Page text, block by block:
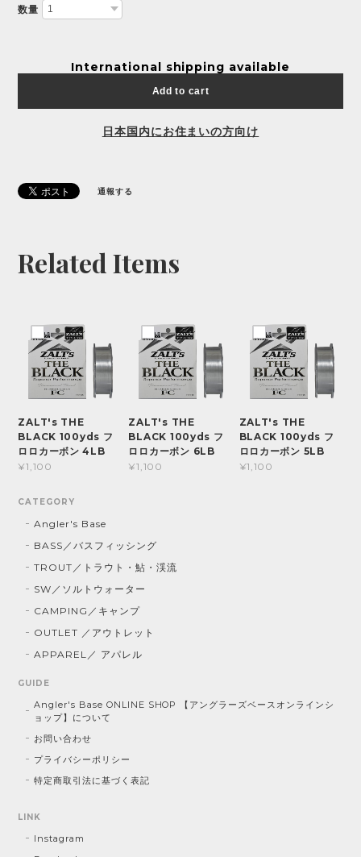
数量
International shipping available
Add to cart
日本国内にお住まいの方向け
通報する
Related Items
ZALT's THE
BLACK 100yds フ
ロロカーボン 4LB
¥1,100
ZALT's THE
BLACK 100yds フ
ロロカーボン 6LB
¥1,100
ZALT's THE
BLACK 100yds フ
ロロカーボン 5LB
¥1,100
CATEGORY
Angler's Base
BASS／バスフィッシング
TROUT／トラウト・鮎・渓流
SW／ソルトウォーター
CAMPING／キャンプ
OUTLET ／アウトレット
APPAREL／ アパレル
GUIDE
Angler's Base ONLINE SHOP 【アングラーズベースオンラインシ
ョップ】について
お問い合わせ
プライバシーポリシー
特定商取引法に基づく表記
LINK
Instagram